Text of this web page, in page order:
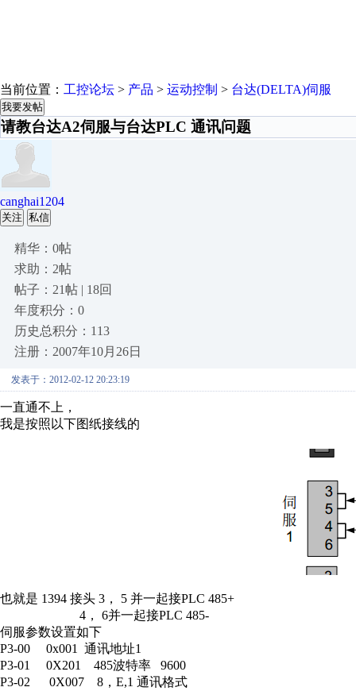
当前位置： 工控论坛 > 产品 > 运动控制 > 台达(DELTA)伺服
我要发帖
请教台达A2伺服与台达PLC 通讯问题
canghai1204
关注 私信
精华：0帖
求助：2帖
帖子：21帖 | 18回
年度积分：0
历史总积分：113
注册：2007年10月26日
发表于：2012-02-12 20:23:19
一直通不上，
我是按照以下图纸接线的
也就是 1394 接头 3， 5 并一起接PLC 485+
4， 6并一起接PLC 485-
伺服参数设置如下
P3-00 0x001 通讯地址1
P3-01 0X201 485波特率 9600
P3-02 0X007 8，E,1 通讯格式